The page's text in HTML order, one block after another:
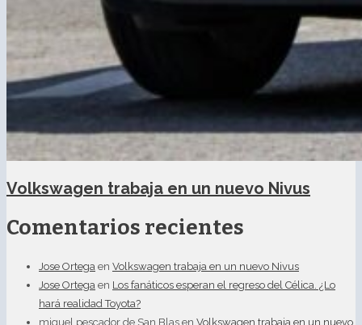
Volkswagen trabaja en un nuevo Nivus
Comentarios recientes
Jose Ortega en Volkswagen trabaja en un nuevo Nivus
Jose Ortega en Los fanáticos esperan el regreso del Célica. ¿Lo
hará realidad Toyota?
miguel pescador de San Blas en Volkswagen trabaja en un nuevo